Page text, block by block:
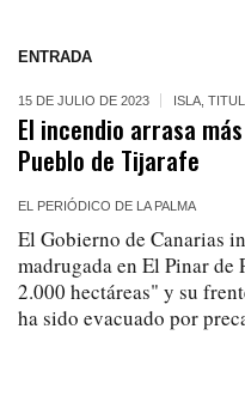
ENTRADA
15 DE JULIO DE 2023 ISLA ,
El incendio arrasa
Pueblo de Tijarafe
EL PERIÓDICO DE LA PALMA
El Gobierno de Canarias
madrugada en El Pinar de
2.000 hectáreas" y su
ha sido evacuado por